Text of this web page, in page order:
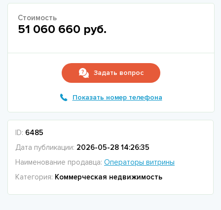
Стоимость
51 060 660 руб.
Задать вопрос
Показать номер телефона
ID: 6485
Дата публикации: 2026-05-28 14:26:35
Наименование продавца: Операторы витрины
Категория: Коммерческая недвижимость